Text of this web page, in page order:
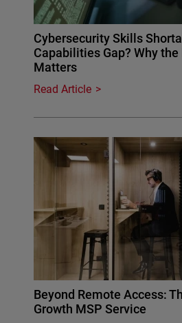
Cybersecurity Skills
Capabilities Gap? Why
Matters
Read Article
Beyond Remote Access:
Growth MSP Service